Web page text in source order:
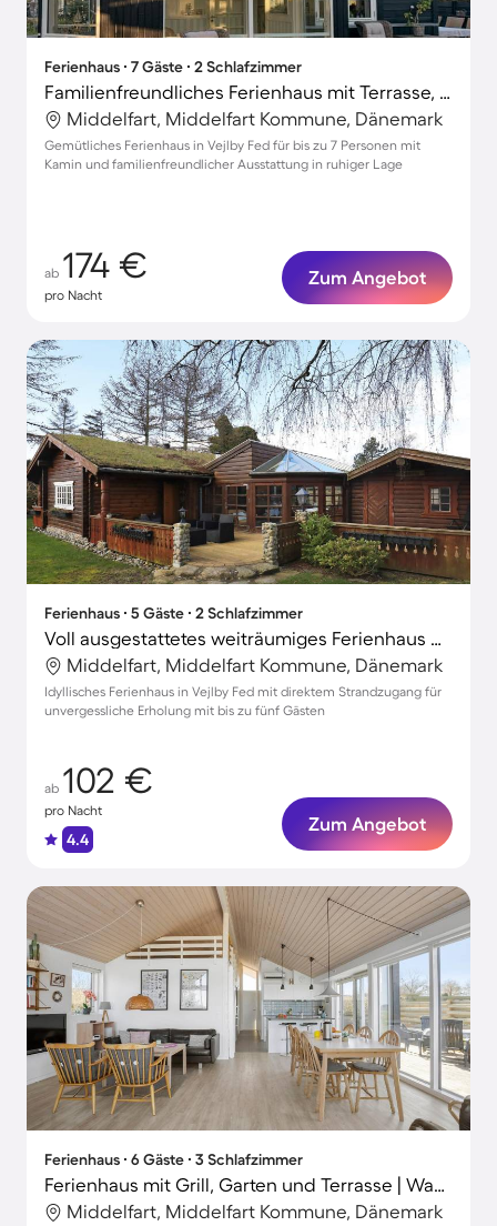
Ferienhaus ∙ 7 Gäste ∙ 2 Schlafzimmer
Familienfreundliches Ferienhaus mit Terrasse, Garten und Grill | Ideal für Homeoffice
Middelfart, Middelfart Kommune, Dänemark
Gemütliches Ferienhaus in Vejlby Fed für bis zu 7 Personen mit
Kamin und familienfreundlicher Ausstattung in ruhiger Lage
ab 174 €
pro Nacht
Zum Angebot
Ferienhaus ∙ 5 Gäste ∙ 2 Schlafzimmer
Voll ausgestattetes weiträumiges Ferienhaus mit Terrasse
Middelfart, Middelfart Kommune, Dänemark
Idyllisches Ferienhaus in Vejlby Fed mit direktem Strandzugang für
unvergessliche Erholung mit bis zu fünf Gästen
ab 102 €
pro Nacht
4.4
Zum Angebot
Ferienhaus ∙ 6 Gäste ∙ 3 Schlafzimmer
Ferienhaus mit Grill, Garten und Terrasse | Wasserblick
Middelfart, Middelfart Kommune, Dänemark